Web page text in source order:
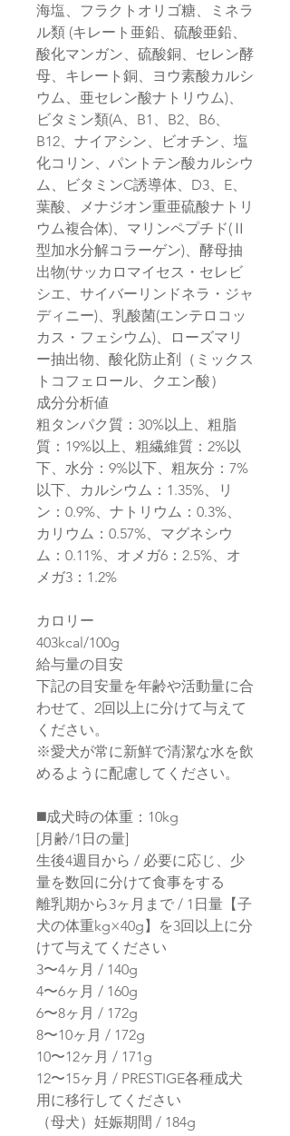
海塩、フラクトオリゴ糖、ミネラ
ル類 (キレート亜鉛、硫酸亜鉛、
酸化マンガン、硫酸銅、セレン酵
母、キレート銅、ヨウ素酸カルシ
ウム、亜セレン酸ナトリウム)、
ビタミン類(A、B1、B2、B6、
B12、ナイアシン、ビオチン、塩
化コリン、パントテン酸カルシウ
ム、ビタミンC誘導体、D3、E、
葉酸、メナジオン重亜硫酸ナトリ
ウム複合体)、マリンペプチド(Ⅱ
型加水分解コラーゲン)、酵母抽
出物(サッカロマイセス・セレビ
シエ、サイバーリンドネラ・ジャ
ディニー)、乳酸菌(エンテロコッ
カス・フェシウム)、ローズマリ
ー抽出物、酸化防止剤（ミックス
トコフェロール、クエン酸）
成分分析値
粗タンパク質：30%以上、粗脂
質：19%以上、粗繊維質：2%以
下、水分：9%以下、粗灰分：7%
以下、カルシウム：1.35%、リ
ン：0.9%、ナトリウム：0.3%、
カリウム：0.57%、マグネシウ
ム：0.11%、オメガ6：2.5%、オ
メガ3：1.2%
カロリー
403kcal/100g
給与量の目安
下記の目安量を年齢や活動量に合
わせて、2回以上に分けて与えて
ください。
※愛犬が常に新鮮で清潔な水を飲
めるように配慮してください。
◼️成犬時の体重：10kg
[月齢/1日の量]
生後4週目から / 必要に応じ、少
量を数回に分けて食事をする
離乳期から3ヶ月まで / 1日量【子
犬の体重kg×40g】を3回以上に分
けて与えてください
3〜4ヶ月 / 140g
4〜6ヶ月 / 160g
6〜8ヶ月 / 172g
8〜10ヶ月 / 172g
10〜12ヶ月 / 171g
12〜15ヶ月 / PRESTIGE各種成犬
用に移行してください
（母犬）妊娠期間 / 184g